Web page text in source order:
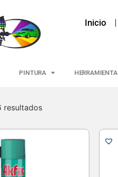
Inicio
PINTURA HERRAMIENTA
resultados